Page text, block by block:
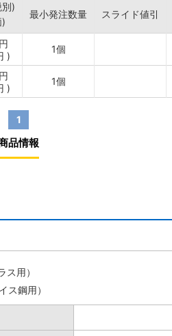
)
最小発注数量 スライド値引
)
1個
円
)
1個
1
品情報
ス用）
ス鋼用）